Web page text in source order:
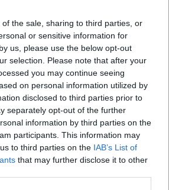
the sale, sharing to third parties, or
or sensitive information for
us, please use the below opt-out
selection. Please note that after your
you may continue seeing
on personal information utilized by
disclosed to third parties prior to
separately opt-out of the further
information by third parties on the
participants. This information may
to third parties on the IAB’s List of
that may further disclose it to other
για σπανακόρυζο με ντομάτα
06:28